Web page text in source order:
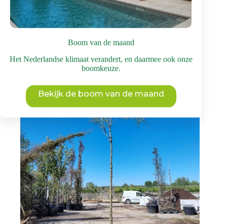
Boom van de maand
Het Nederlandse klimaat verandert, en daarmee ook onze
boomkeuze.
Bekijk de boom van de maand
Sierpeer ‘Chanticleer’ | Meerstammig
€495 - €3.750Prijsklasse:
€ 495
€ 3.750
incl. BTW
Bekijk deze boom
product
meerdere
variaties.
optie
kan
gekozen
op
de
productpagina